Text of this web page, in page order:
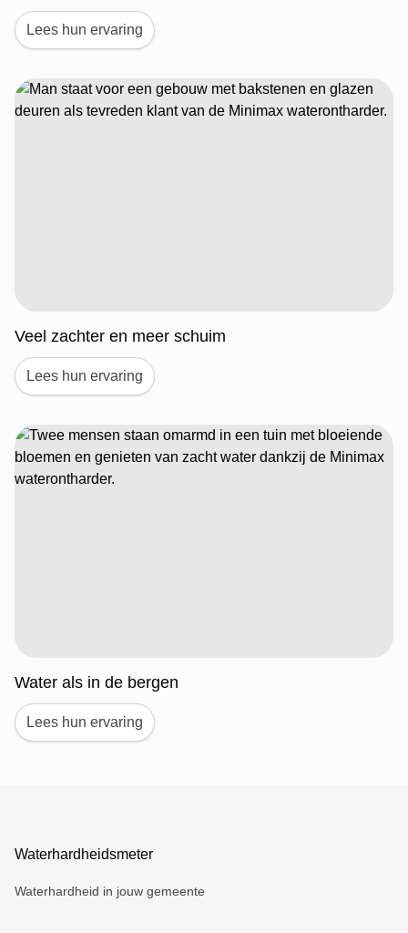
Lees hun ervaring
Veel zachter en meer schuim
Lees hun ervaring
Water als in de bergen
Lees hun ervaring
Waterhardheidsmeter
Waterhardheid in jouw gemeente